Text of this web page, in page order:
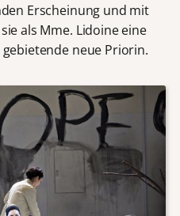
Erscheinung und mit
als Mme. Lidoine eine
neue Priorin.